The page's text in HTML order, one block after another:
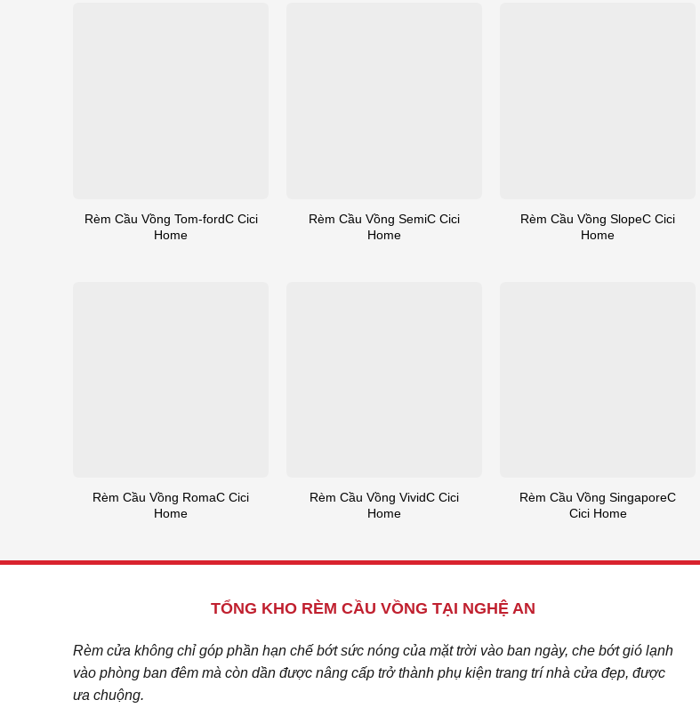
Rèm Cầu Vồng Tom-fordC Cici
Home
Rèm Cầu Vồng SemiC Cici
Home
Rèm Cầu Vồng SlopeC Cici
Home
Rèm Cầu Vồng RomaC Cici
Home
Rèm Cầu Vồng VividC Cici
Home
Rèm Cầu Vồng SingaporeC
Cici Home
TỔNG KHO RÈM CẦU VỒNG TẠI NGHỆ AN
Rèm cửa không chỉ góp phần hạn chế bớt sức nóng của mặt trời vào ban ngày, che bớt gió lạnh
vào phòng ban đêm mà còn dần được nâng cấp trở thành phụ kiện trang trí nhà cửa đẹp, được
ưa chuộng.